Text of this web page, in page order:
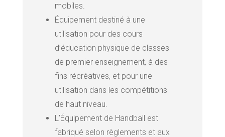
mobiles.
Équipement destiné à une
utilisation pour des cours
d’éducation physique de classes
de premier enseignement, à des
fins récréatives, et pour une
utilisation dans les compétitions
de haut niveau.
L’Équipement de Handball est
fabriqué selon règlements et aux